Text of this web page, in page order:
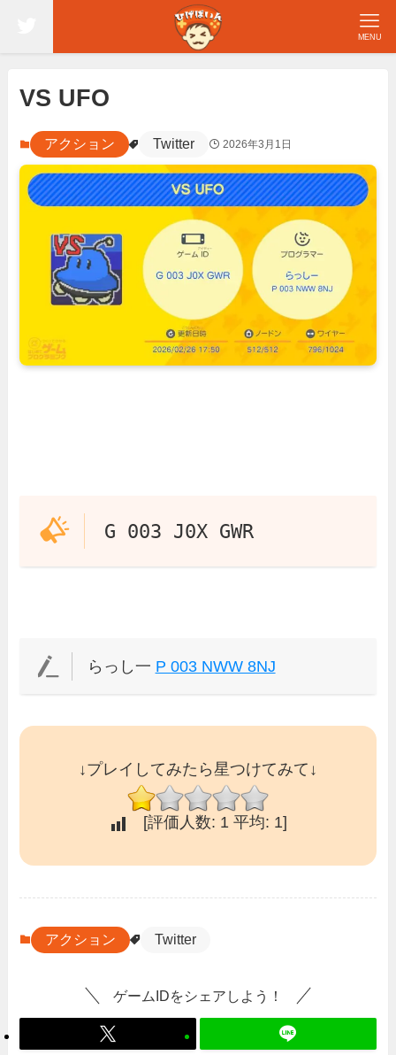
MENU
VS UFO
アクション Twitter 2026年3月1日
G 003 J0X GWR
らっし一 P 003 NWW 8NJ
↓プレイしてみたら星つけてみて↓
[評価人数: 1 平均: 1]
アクション Twitter
ゲームIDをシェアしよう！